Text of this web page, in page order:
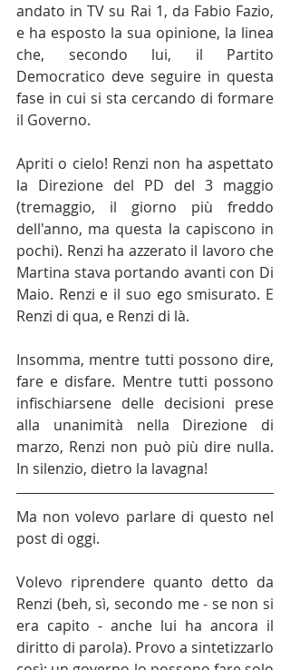
andato in TV su Rai 1, da Fabio Fazio,
e ha esposto la sua opinione, la linea
che, secondo lui, il Partito
Democratico deve seguire in questa
fase in cui si sta cercando di formare
il Governo.
Apriti o cielo! Renzi non ha aspettato
la Direzione del PD del 3 maggio
(tremaggio, il giorno più freddo
dell'anno, ma questa la capiscono in
pochi). Renzi ha azzerato il lavoro che
Martina stava portando avanti con Di
Maio. Renzi e il suo ego smisurato. E
Renzi di qua, e Renzi di là.
Insomma, mentre tutti possono dire,
fare e disfare. Mentre tutti possono
infischiarsene delle decisioni prese
alla unanimità nella Direzione di
marzo, Renzi non può più dire nulla.
In silenzio, dietro la lavagna!
Ma non volevo parlare di questo nel
post di oggi.
Volevo riprendere quanto detto da
Renzi (beh, sì, secondo me - se non si
era capito - anche lui ha ancora il
diritto di parola). Provo a sintetizzarlo